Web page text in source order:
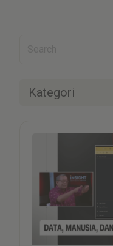
Kategori